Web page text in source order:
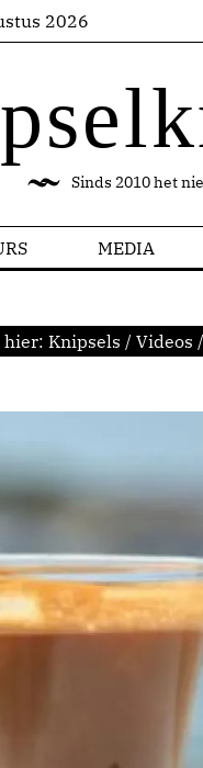
2026
Sinds 2010 het
MEDIA
hier: Knipsels / Videos /